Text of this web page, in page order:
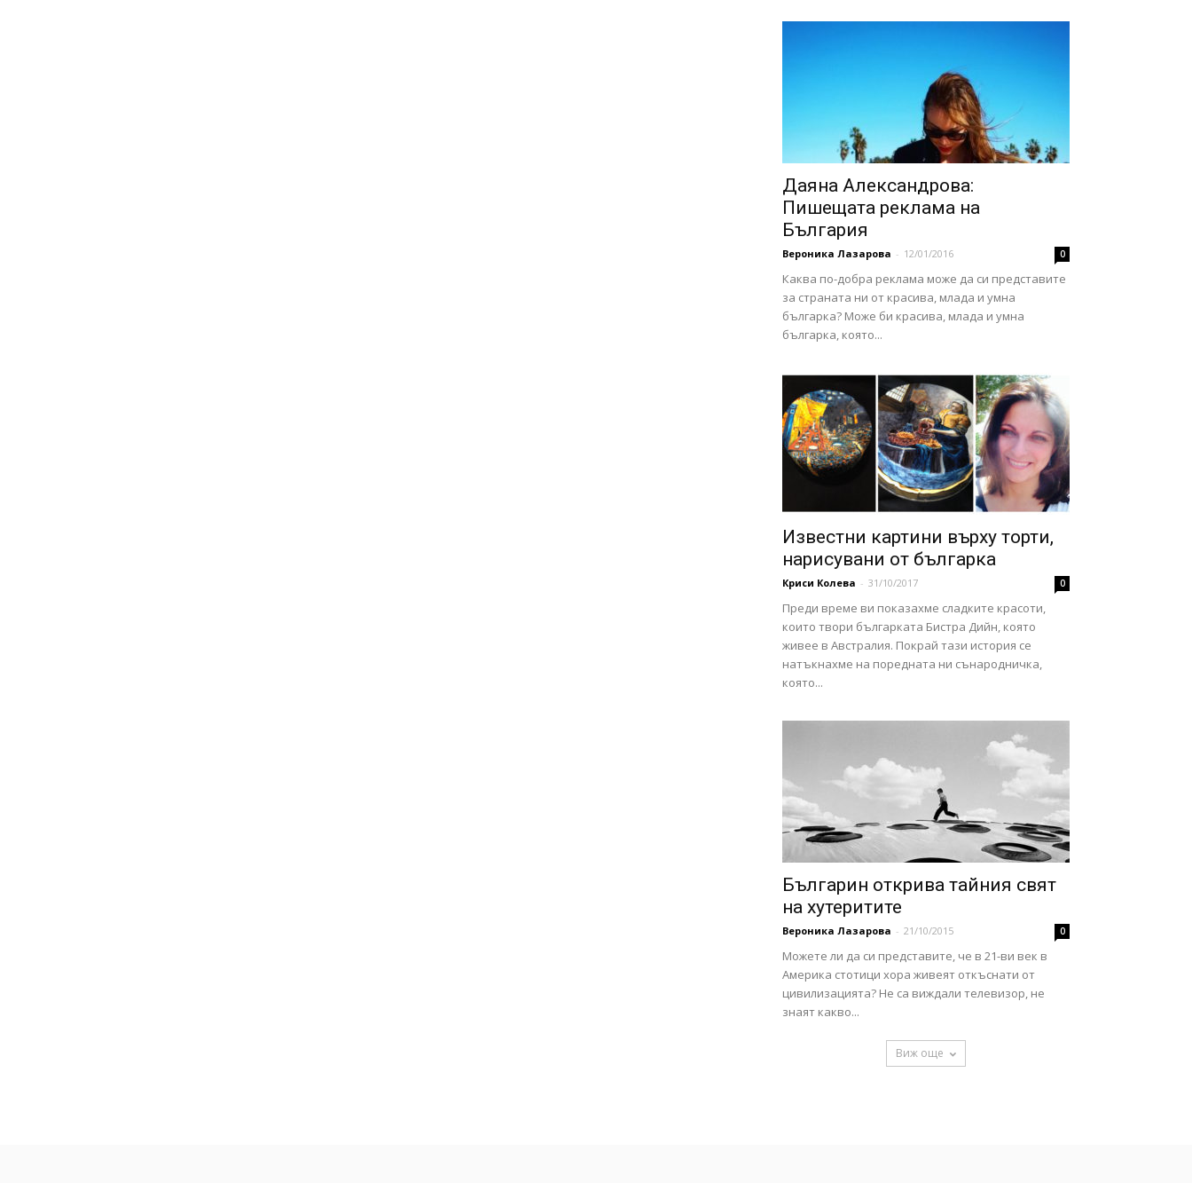
Даяна Александрова:
Пишещата реклама на
България
Вероника Лазарова - 12/01/2016 0
Каква по-добра реклама може да си представите
за страната ни от красива, млада и умна
българка? Може би красива, млада и умна
българка, която...
Известни картини върху торти,
нарисувани от българка
Криси Колева - 31/10/2017 0
Преди време ви показахме сладките красоти,
които твори българката Бистра Дийн, която
живее в Австралия. Покрай тази история се
натъкнахме на поредната ни сънародничка,
която...
Българин открива тайния свят
на хутеритите
Вероника Лазарова - 21/10/2015 0
Можете ли да си представите, че в 21-ви век в
Америка стотици хора живеят откъснати от
цивилизацията? Не са виждали телевизор, не
знаят какво...
Виж още